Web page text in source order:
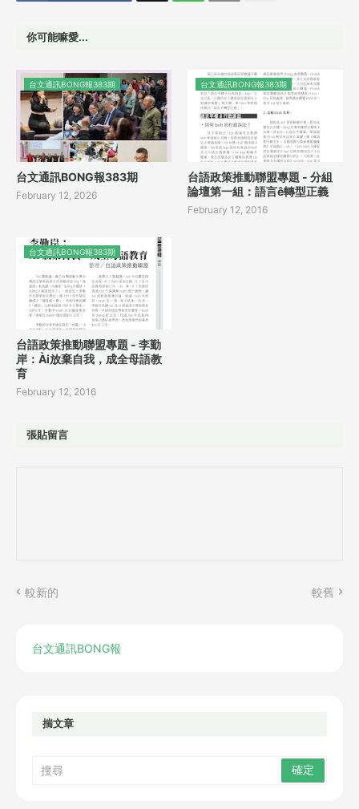
你可能嘛愛...
台文通訊BONG報383期
台文通訊BONG報383期
February 12, 2026
台文通訊BONG報383期
台語政策推動聯盟專題 - 分組
論壇第一組：語言ê轉型正義
February 12, 2016
台文通訊BONG報383期
台語政策推動聯盟專題 - 李勤
岸：Ài放棄自我，成全母語教
育
February 12, 2016
張貼留言
較新的 較舊
台文通訊BONG報
揣文章